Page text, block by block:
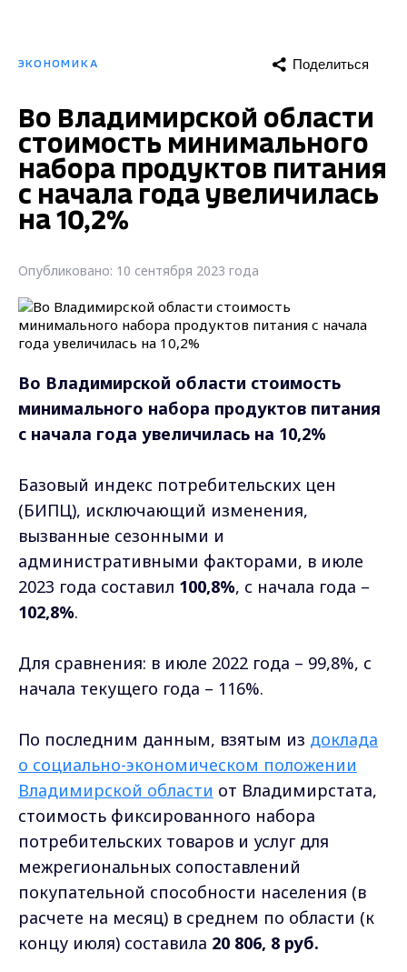
ЭКОНОМИКА Поделиться
Во Владимирской области
стоимость минимального
набора продуктов питания
с начала года увеличилась
на 10,2%
Опубликовано: 10 сентября 2023 года
Во Владимирской области стоимость
минимального набора продуктов питания
с начала года увеличилась на 10,2%
Базовый индекс потребительских цен
(БИПЦ), исключающий изменения,
вызванные сезонными и
административными факторами, в июле
2023 года составил 100,8%, с начала года –
102,8%.
Для сравнения: в июле 2022 года – 99,8%, с
начала текущего года – 116%.
По последним данным, взятым из доклада
о социально-экономическом положении
Владимирской области от Владимирстата,
стоимость фиксированного набора
потребительских товаров и услуг для
межрегиональных сопоставлений
покупательной способности населения (в
расчете на месяц) в среднем по области (к
концу июля) составила 20 806, 8 руб.